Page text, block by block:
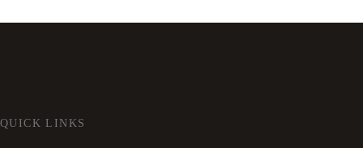
QUICK LINKS